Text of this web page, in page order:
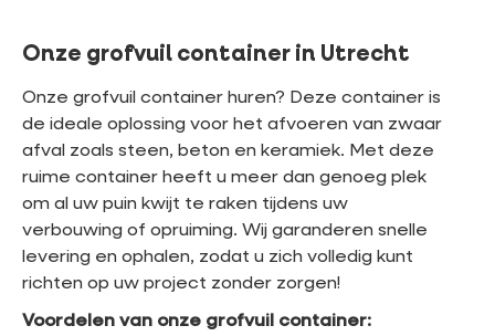
Onze grofvuil container in Utrecht
Onze grofvuil container huren? Deze container is
de ideale oplossing voor het afvoeren van zwaar
afval zoals steen, beton en keramiek. Met deze
ruime container heeft u meer dan genoeg plek
om al uw puin kwijt te raken tijdens uw
verbouwing of opruiming. Wij garanderen snelle
levering en ophalen, zodat u zich volledig kunt
richten op uw project zonder zorgen!
Voordelen van onze grofvuil container: